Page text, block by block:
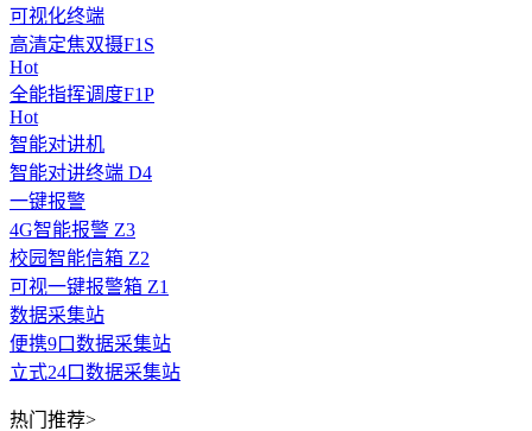
可视化终端
高清定焦双摄F1S
Hot
全能指挥调度F1P
Hot
智能对讲机
智能对讲终端 D4
一键报警
4G智能报警 Z3
校园智能信箱 Z2
可视一键报警箱 Z1
数据采集站
便携9口数据采集站
立式24口数据采集站
热门推荐>